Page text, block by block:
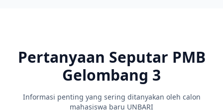
Pertanyaan Seputar PMB
Gelombang 3
Informasi penting yang sering ditanyakan oleh calon
mahasiswa baru UNBARI